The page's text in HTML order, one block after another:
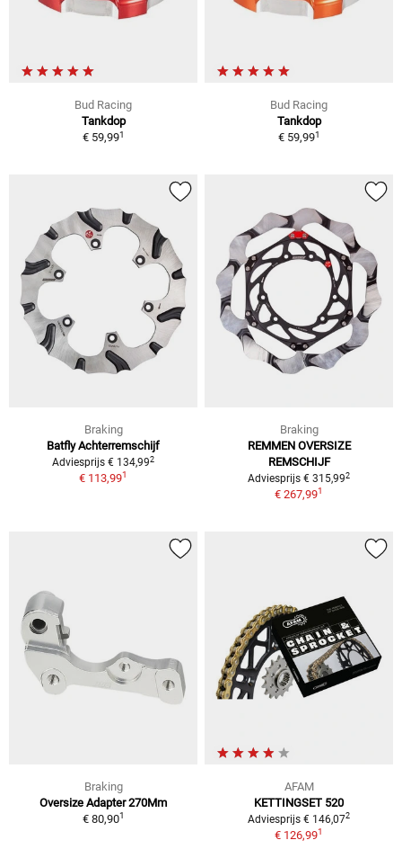
Bud Racing
Tankdop
€ 59,991
Bud Racing
Tankdop
€ 59,991
Braking
Batfly Achterremschijf
Adviesprijs € 134,992
€ 113,991
Braking
REMMEN OVERSIZE
REMSCHIJF
Adviesprijs € 315,992
€ 267,991
Braking
Oversize Adapter 270Mm
€ 80,901
AFAM
KETTINGSET 520
Adviesprijs € 146,072
€ 126,991